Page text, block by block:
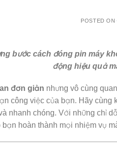
POSTED ON
bước cách đóng pin máy
động hiệu quả
đơn giản nhưng vô cùng
công việc của bạn. Hãy
nhanh chóng. Với những chỉ
hoàn thành mọi nhiệm vụ